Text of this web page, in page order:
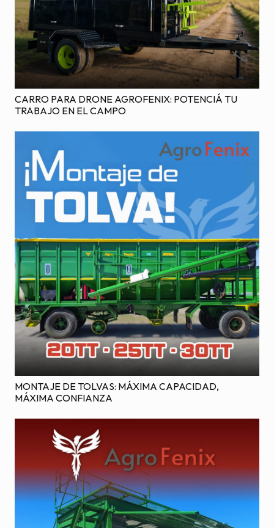
CARRO PARA DRONE AGROFENIX: POTENCIÁ TU
TRABAJO EN EL CAMPO
MONTAJE DE TOLVAS: MÁXIMA CAPACIDAD,
MÁXIMA CONFIANZA